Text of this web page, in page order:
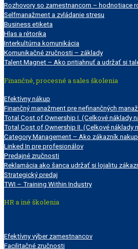
Rozhovory so zamestnancom – hodnotiace
Selfmanažment a zvládanie stresu
Business etiketa
Hlas a rétorika
Interkultúrna komunikácia
Komunikačné zručnosti – základy
Talent Magnet – Ako pritiahnuť a udržať si
Finančné, procesné a sales školenia
Efektívny nákup
Finančný manažment pre nefinančných
Total Cost of Ownership I. (Celkové náklady
Total Cost of Ownership II. (Celkové náklady
Category Management – Ako zákazník
Linked In pre profesionálov
Predajné zručnosti
Reklamácia ako šanca udržať si lojalitu
Strategický predaj
TWI – Training Within Industry
HR a iné školenia
Efektívny výber zamestnancov
Facilitačné zručnosti